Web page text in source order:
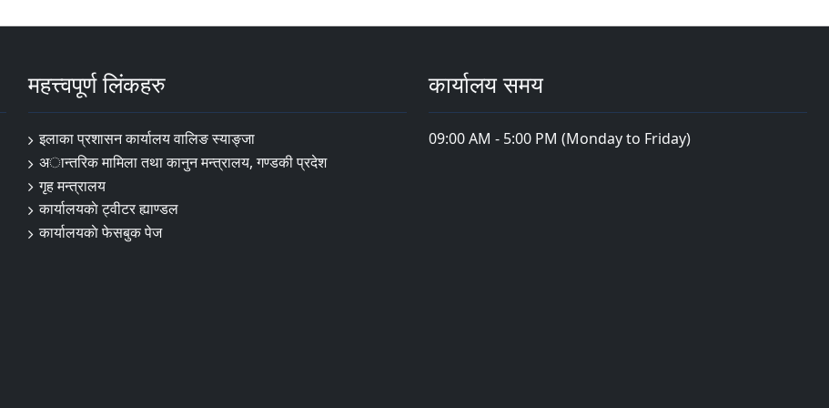
महत्त्वपूर्ण लिंकहरु
इलाका प्रशासन कार्यालय वालिङ स्याङ्जा
अान्तरिक मामिला तथा कानुन मन्त्रालय, गण्डकी प्रदेश
गृह मन्त्रालय
कार्यालयकाे ट्वीटर ह्याण्डल
कार्यालयकाे फेसबुक पेज
कार्यालय समय
09:00 AM - 5:00 PM (Monday to Friday)